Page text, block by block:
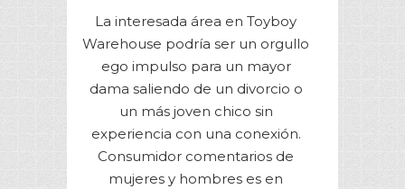
La interesada área en Toyboy
Warehouse podría ser un orgullo
ego impulso para un mayor
dama saliendo de un divorcio o
un más joven chico sin
experiencia con una conexión.
Consumidor comentarios de
mujeres y hombres es en